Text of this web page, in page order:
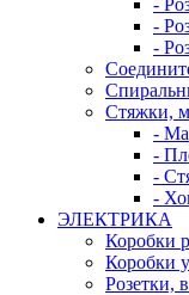
-
-
-
Стяжки,
-
-
-
-
ЭЛЕКТРИКА
Коробки
Коробки
Розетки,